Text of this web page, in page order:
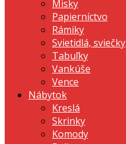
Misky
Papierníctvo
Rámiky
Svietidlá, sviečky
Tabuľky
Vankúše
Vence
Nábytok
Kreslá
Skrinky
Komody